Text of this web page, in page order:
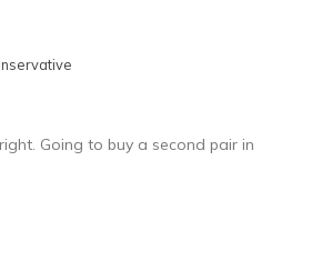
Going to buy a second pair in